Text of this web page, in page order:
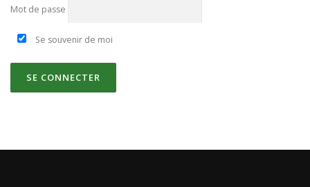
Mot de passe
Se souvenir de moi